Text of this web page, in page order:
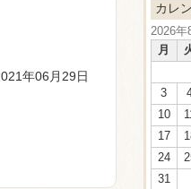
年06月29日
カレ
2026年
月
3
10
17
24
31